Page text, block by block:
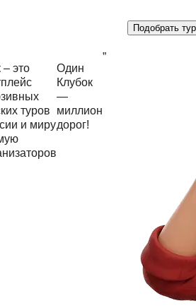
Подобрать тур
– это
туров
и миру
Один
Клубок
—
миллион
дорог!
”